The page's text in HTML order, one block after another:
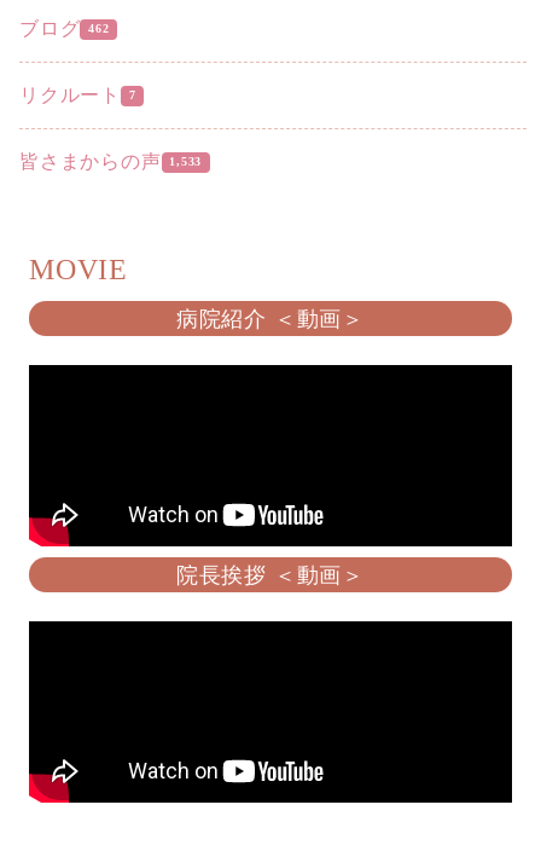
ブログ 462
リクルート 7
皆さまからの声 1,533
MOVIE
病院紹介 ＜動画＞
院長挨拶 ＜動画＞